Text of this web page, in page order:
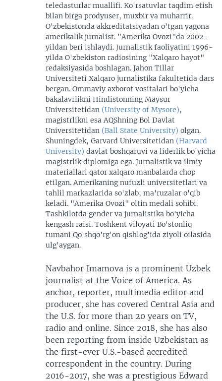
teledasturlar muallifi. Ko'rsatuvlar taqdim etish
bilan birga prodyuser, muxbir va muharrir.
O'zbekistonda akkreditatsiyadan o'tgan yagona
amerikalik jurnalist. "Amerika Ovozi"da 2002-
yildan beri ishlaydi. Jurnalistik faoliyatini 1996-
yilda O'zbekiston radiosining "Xalqaro hayot"
redaksiyasida boshlagan. Jahon Tillar
Universiteti Xalqaro jurnalistika fakultetida dars
bergan. Ommaviy axborot vositalari bo'yicha
bakalavrlikni Hindistonning Maysur
Universitetidan (University of Mysore),
magistrlikni esa AQShning Bol Davlat
Universitetidan (Ball State University) olgan.
Shuningdek, Garvard Universitetidan (Harvard
University) davlat boshqaruvi va liderlik bo'yicha
magistrlik diplomiga ega. Jurnalistik va ilmiy
materiallari qator xalqaro manbalarda chop
etilgan. Amerikaning nufuzli universitetlari va
tahlil markazlarida so'zlab, ma'ruzalar o'qib
keladi. "Amerika Ovozi" oltin medali sohibi.
Tashkilotda gender va jurnalistika bo'yicha
kengash raisi. Toshkent viloyati Bo'stonliq
tumani Qo'shqo'rg'on qishlog'ida ziyoli oilasida
ulg'aygan.
Navbahor Imamova is a prominent Uzbek
journalist at the Voice of America. As
anchor, reporter, multimedia editor and
producer, she has covered Central Asia and
the U.S. for more than 20 years on TV,
radio and online. Since 2018, she has also
been reporting from inside Uzbekistan as
the first-ever U.S.-based accredited
correspondent in the country. During
2016-2017, she was a prestigious Edward